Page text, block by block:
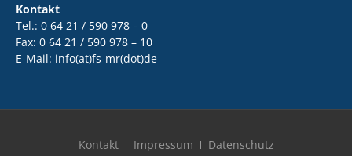
Kontakt
Tel.: 0 64 21 / 590 978 – 0
Fax: 0 64 21 / 590 978 – 10
E-Mail: info(at)fs-mr(dot)de
Kontakt Impressum Datenschutz